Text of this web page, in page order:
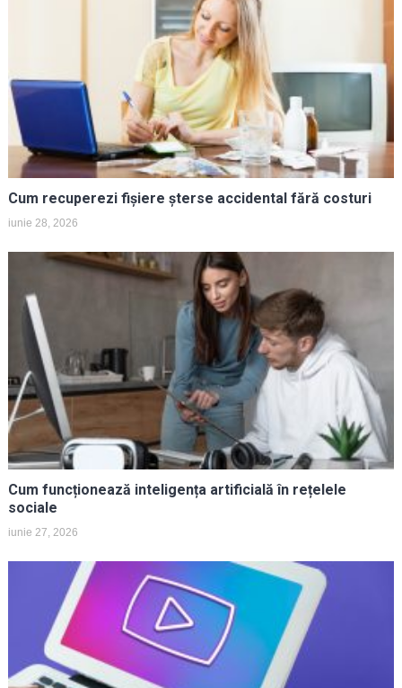
Cum recuperezi fișiere șterse accidental fără costuri
iunie 28, 2026
Cum funcționează inteligența artificială în rețelele
sociale
iunie 27, 2026